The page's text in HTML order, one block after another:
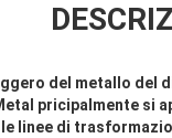
del metallo del
pricipalmente si
linee di